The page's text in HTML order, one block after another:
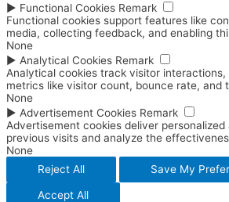
► Functional Cookies Remark
Functional cookies support features like
media, collecting feedback, and enabling
None
► Analytical Cookies Remark
Analytical cookies track visitor interactions,
metrics like visitor count, bounce rate, and
None
► Advertisement Cookies Remark
Advertisement cookies deliver
previous visits and analyze the
None
Reject All
Save My
Accept All